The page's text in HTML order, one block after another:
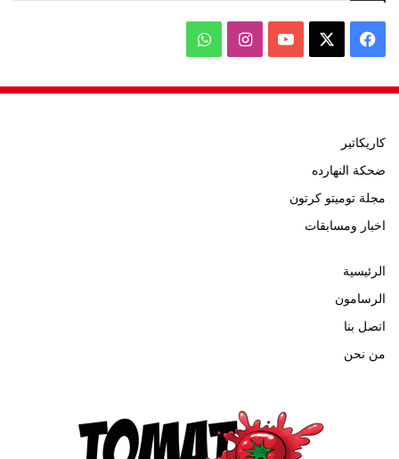
فيسبوك ‫YouTubeانستقرامواتساب
كاريكاتير
ضحكة النهارده
مجلة توميتو كرتون
اخبار ومسابقات
الرئيسية
الرسامون
اتصل بنا
من نحن